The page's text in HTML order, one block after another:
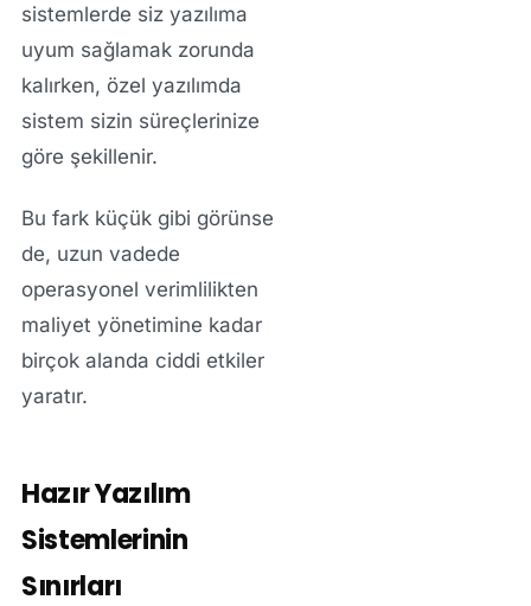
sistemlerde siz yazılıma
uyum sağlamak zorunda
kalırken, özel yazılımda
sistem sizin süreçlerinize
göre şekillenir.
Bu fark küçük gibi görünse
de, uzun vadede
operasyonel verimlilikten
maliyet yönetimine kadar
birçok alanda ciddi etkiler
yaratır.
Hazır Yazılım
Sistemlerinin
Sınırları